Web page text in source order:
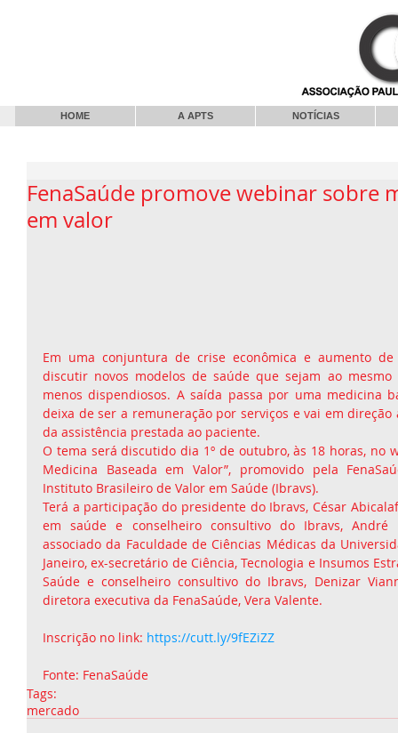
HOME A APTS NOTÍCIAS
FenaSaúde promove webinar sobre
em valor
Em uma conjuntura de crise econômica e aumento
discutir novos modelos de saúde que sejam ao
menos dispendiosos. A saída passa por uma medicina
deixa de ser a remuneração por serviços e vai em
da assistência prestada ao paciente.
O tema será discutido dia 1º de outubro, às 18 horas, no
Medicina Baseada em Valor”, promovido pela
Instituto Brasileiro de Valor em Saúde (Ibravs).
Terá a participação do presidente do Ibravs, César
em saúde e conselheiro consultivo do Ibravs,
associado da Faculdade de Ciências Médicas da
Janeiro, ex-secretário de Ciência, Tecnologia e Insumos
Saúde e conselheiro consultivo do Ibravs, Denizar
diretora executiva da FenaSaúde, Vera Valente.
Inscrição no link: https://cutt.ly/9fEZiZZ
Fonte: FenaSaúde
Tags:
mercado